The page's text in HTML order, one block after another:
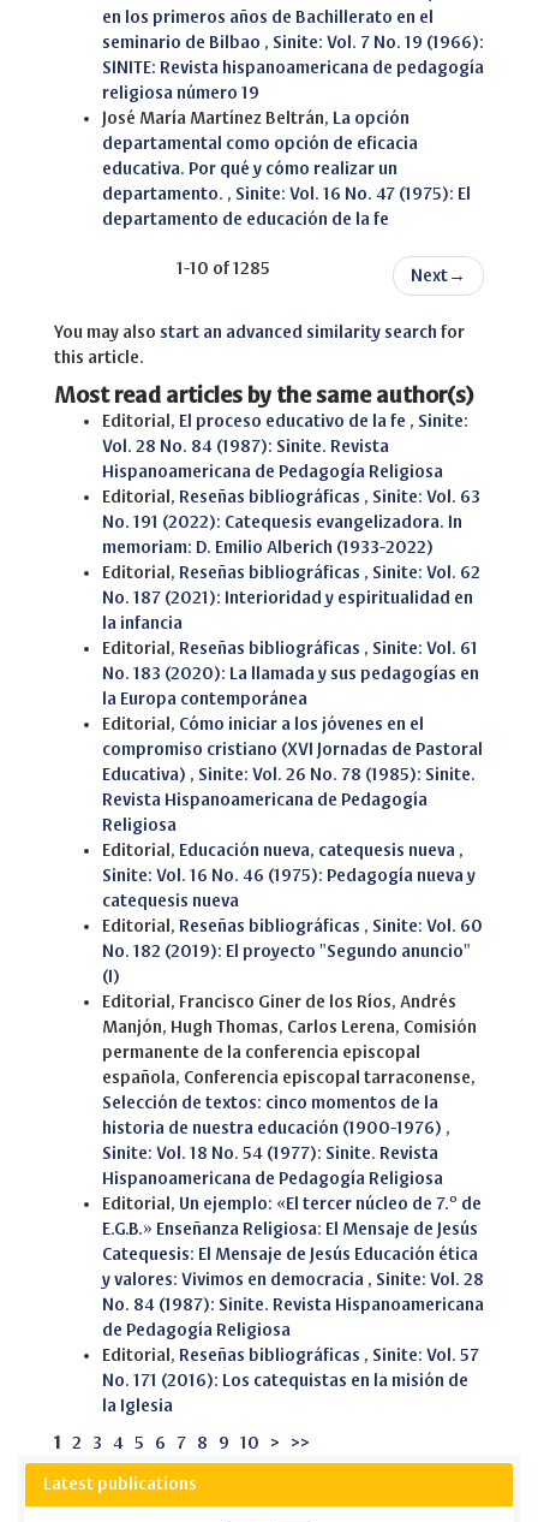
en los primeros años de Bachillerato en el
seminario de Bilbao , Sinite: Vol. 7 No. 19 (1966):
SINITE: Revista hispanoamericana de pedagogía
religiosa número 19
José María Martínez Beltrán, La opción
departamental como opción de eficacia
educativa. Por qué y cómo realizar un
departamento. , Sinite: Vol. 16 No. 47 (1975): El
departamento de educación de la fe
1-10 of 1285 Next →
You may also start an advanced similarity search for
this article.
Most read articles by the same author(s)
Editorial, El proceso educativo de la fe , Sinite:
Vol. 28 No. 84 (1987): Sinite. Revista
Hispanoamericana de Pedagogía Religiosa
Editorial, Reseñas bibliográficas , Sinite: Vol. 63
No. 191 (2022): Catequesis evangelizadora. In
memoriam: D. Emilio Alberich (1933-2022)
Editorial, Reseñas bibliográficas , Sinite: Vol. 62
No. 187 (2021): Interioridad y espiritualidad en
la infancia
Editorial, Reseñas bibliográficas , Sinite: Vol. 61
No. 183 (2020): La llamada y sus pedagogías en
la Europa contemporánea
Editorial, Cómo iniciar a los jóvenes en el
compromiso cristiano (XVI Jornadas de Pastoral
Educativa) , Sinite: Vol. 26 No. 78 (1985): Sinite.
Revista Hispanoamericana de Pedagogía
Religiosa
Editorial, Educación nueva, catequesis nueva ,
Sinite: Vol. 16 No. 46 (1975): Pedagogía nueva y
catequesis nueva
Editorial, Reseñas bibliográficas , Sinite: Vol. 60
No. 182 (2019): El proyecto "Segundo anuncio"
(I)
Editorial, Francisco Giner de los Ríos, Andrés
Manjón, Hugh Thomas, Carlos Lerena, Comisión
permanente de la conferencia episcopal
española, Conferencia episcopal tarraconense,
Selección de textos: cinco momentos de la
historia de nuestra educación (1900-1976) ,
Sinite: Vol. 18 No. 54 (1977): Sinite. Revista
Hispanoamericana de Pedagogía Religiosa
Editorial, Un ejemplo: «El tercer núcleo de 7.º de
E.G.B.» Enseñanza Religiosa: El Mensaje de Jesús
Catequesis: El Mensaje de Jesús Educación ética
y valores: Vivimos en democracia , Sinite: Vol. 28
No. 84 (1987): Sinite. Revista Hispanoamericana
de Pedagogía Religiosa
Editorial, Reseñas bibliográficas , Sinite: Vol. 57
No. 171 (2016): Los catequistas en la misión de
la Iglesia
1 2 3 4 5 6 7 8 9 10 > >>
Latest publications